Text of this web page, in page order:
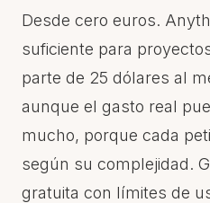
Desde cero euros.
suficiente para
parte de 25 dólares al
aunque el gasto real
mucho, porque cada
según su complejidad.
gratuita con límites de